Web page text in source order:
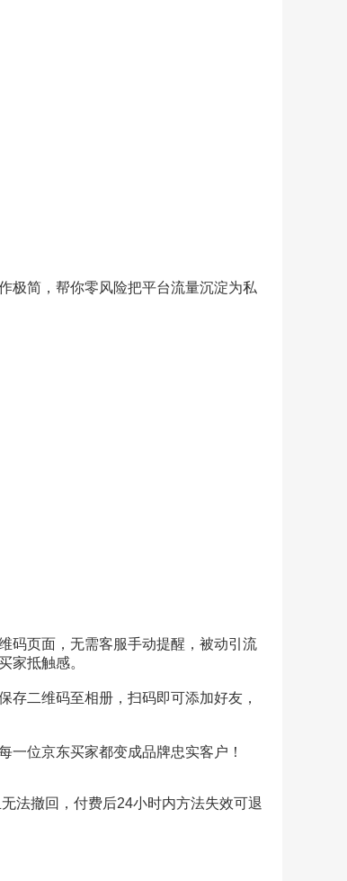
极简，帮你零风险把平台流量沉淀为私
码页面，无需客服手动提醒，被动引流
家抵触感。
二维码至相册，扫码即可添加好友，
位京东买家都变成品牌忠实客户！
法撤回，付费后24小时内方法失效可退